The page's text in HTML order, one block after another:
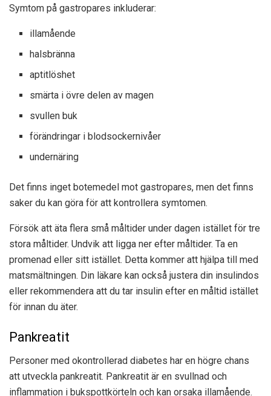
Symtom på gastropares inkluderar:
illamående
halsbränna
aptitlöshet
smärta i övre delen av magen
svullen buk
förändringar i blodsockernivåer
undernäring
Det finns inget botemedel mot gastropares, men det finns
saker du kan göra för att kontrollera symtomen.
Försök att äta flera små måltider under dagen istället för tre
stora måltider. Undvik att ligga ner efter måltider. Ta en
promenad eller sitt istället. Detta kommer att hjälpa till med
matsmältningen. Din läkare kan också justera din insulindos
eller rekommendera att du tar insulin efter en måltid istället
för innan du äter.
Pankreatit
Personer med okontrollerad diabetes har en högre chans
att utveckla pankreatit. Pankreatit är en svullnad och
inflammation i bukspottkörteln och kan orsaka illamående.